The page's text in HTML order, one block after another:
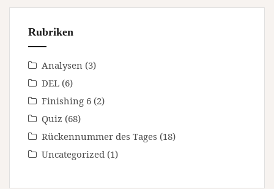
Rubriken
Analysen (3)
DEL (6)
Finishing 6 (2)
Quiz (68)
Rückennummer des Tages (18)
Uncategorized (1)